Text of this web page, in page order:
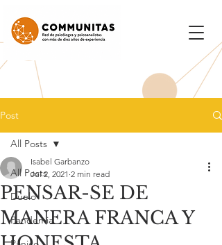
Post
All Posts
Duelo
Pandemia
All Posts
PENSAR-SE DE
MANERA FRANCA Y
Isabel Garbanzo
Jul 2, 2021 2 min read